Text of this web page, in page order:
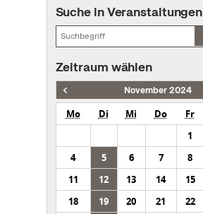
Suche in Veranstaltungen
Zeitraum wählen
November 2024
Mo Di Mi Do Fr
1
4
5 6 7 8
11
12 13 14 15
18
19 20 21 22